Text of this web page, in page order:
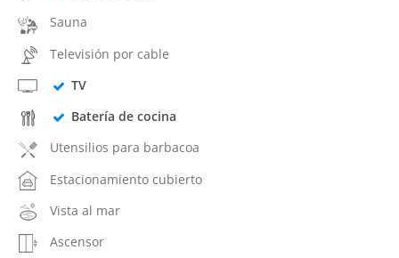
Sauna
Televisión por cable
TV
Batería de cocina
Utensilios para barbacoa
Estacionamiento cubierto
Vista al mar
Ascensor